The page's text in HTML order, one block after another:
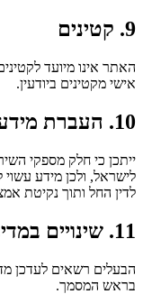
9. קטינים
אישי מקטינים ביודעין.
10. העברת מידע לחו״ל
ייתכן כי חלק מספקי
לישראל, ולכן מידע
לדין החל ותוך נקיטת
11. שינויים במדיניות
הבעלים רשאים לעדכן
בראש המסמך.